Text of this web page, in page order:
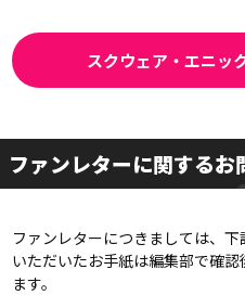
スクウェア・エニッ
ファンレターに関するお
ファンレターにつきましては、下
いただいたお手紙は編集部で確
ます。